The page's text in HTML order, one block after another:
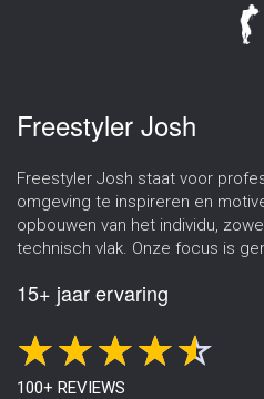
Freestyler Josh
Freestyler Josh staat voor
omgeving te inspireren en
opbouwen van het individu,
technisch vlak. Onze focus is
15+ jaar ervaring
100+ REVIEWS